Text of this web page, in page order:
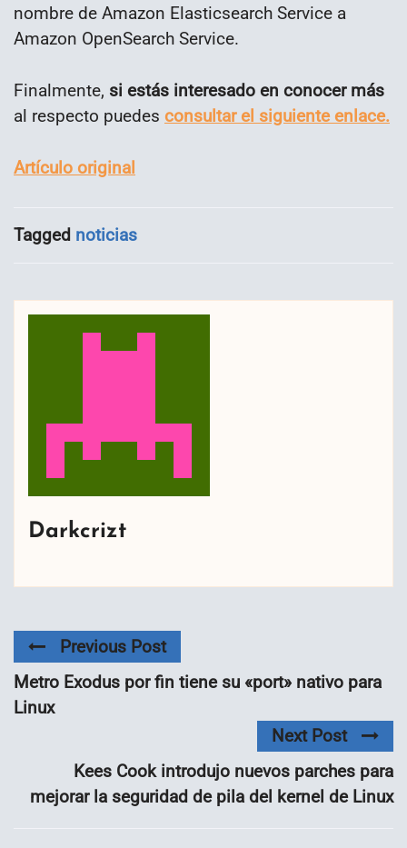
nombre de Amazon Elasticsearch Service a
Amazon OpenSearch Service.
Finalmente, si estás interesado en conocer más
al respecto puedes consultar el siguiente enlace.
Artículo original
Tagged noticias
Darkcrizt
Previous Post
Metro Exodus por fin tiene su «port» nativo para
Linux
Next Post
Kees Cook introdujo nuevos parches para
mejorar la seguridad de pila del kernel de Linux